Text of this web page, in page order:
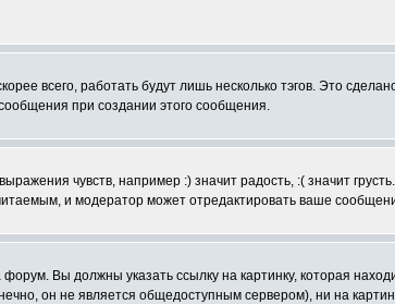
всего, работать будут лишь несколько тэгов. Это
при создании этого сообщения.
чувств, например :) значит радость, :( значит
и модератор может отредактировать ваше
Вы должны указать ссылку на картинку, которая
он не является общедоступным сервером), ни на